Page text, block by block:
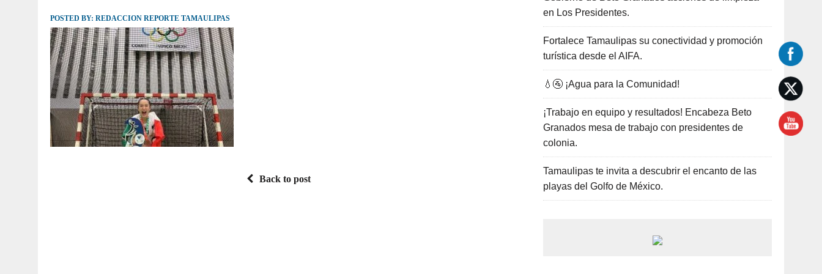
JULIO 30, 2026 | TAMAULIPAS TE INVITA A DESCUBRIR EL ENCANTO DE LAS PLAYAS DEL GOLFO DE MÉXICO.
POSTED BY: REDACCION REPORTE TAMAULIPAS
Back to post
en Los Presidentes.
Fortalece Tamaulipas su conectividad y promoción
turística desde el AIFA.
💧🚰 ¡Agua para la Comunidad!
¡Trabajo en equipo y resultados! Encabeza Beto
Granados mesa de trabajo con presidentes de
colonia.
Tamaulipas te invita a descubrir el encanto de las
playas del Golfo de México.